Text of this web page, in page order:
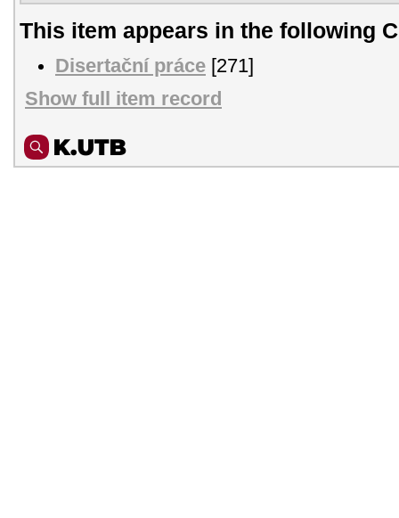
This item appears in the following
Disertační práce [271]
Show full item record